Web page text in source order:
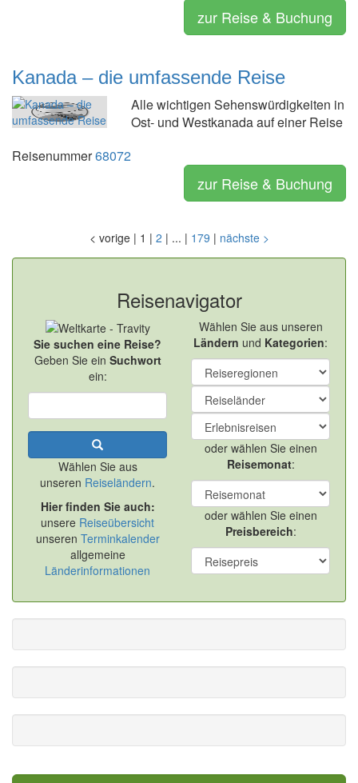
zur Reise & Buchung
Kanada – die umfassende Reise
Alle wichtigen Sehenswürdigkeiten in
Ost- und Westkanada auf einer Reise
Reisenummer68072
zur Reise & Buchung
< vorige | 1 | 2 | ... | 179 | nächste >
Reisenavigator
Sie suchen eine Reise?
Geben Sie ein Suchwort
ein:
Wählen Sie aus
unseren Reiseländern.
Hier finden Sie auch:
unsere Reiseübersicht
unseren Terminkalender
allgemeine
Länderinformationen
Wählen Sie aus unseren
Ländern und Kategorien:
oder wählen Sie einen
Reisemonat:
oder wählen Sie einen
Preisbereich: